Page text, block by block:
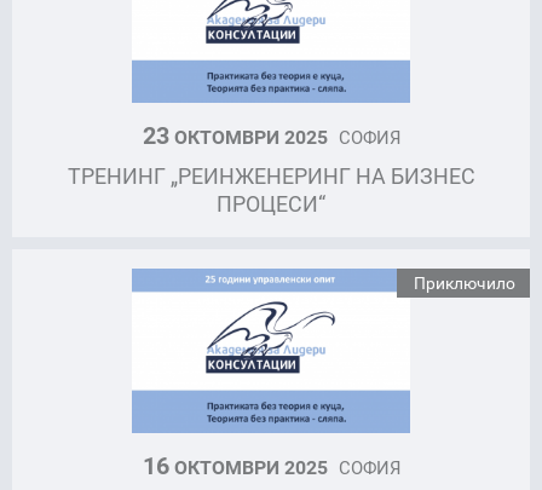
23ОКТОМВРИ 2025 СОФИЯ
ТРЕНИНГ „РЕИНЖЕНЕРИНГ НА БИЗНЕС
ПРОЦЕСИ“
Приключило
16ОКТОМВРИ 2025 СОФИЯ